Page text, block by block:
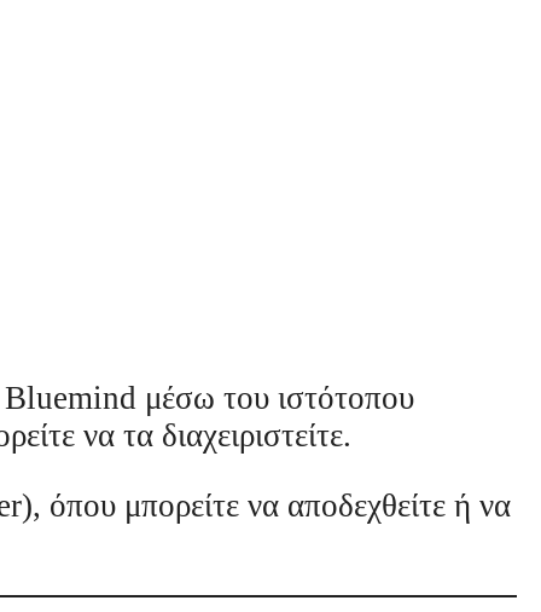
Bluemind μέσω του ιστότοπου
να τα διαχειριστείτε.
όπου μπορείτε να αποδεχθείτε ή να